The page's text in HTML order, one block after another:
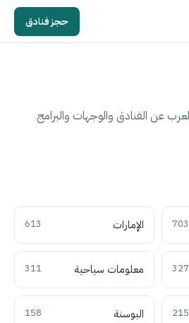
حجز فنادق
عن الفنادق والوجهات والبرامج
703 الإمارات 613
327 معلومات سياحية 311
215 البوسنة 158